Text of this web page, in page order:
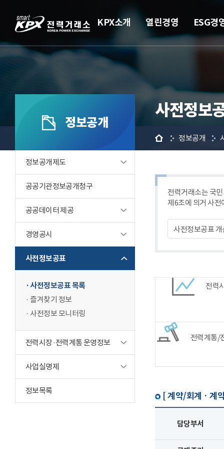
KPX소개 열린경영 ESG경
정보공개
정보공개제도
공공기관정보공개청구
공공데이터 제공
경영공시
사전정보공표
사전정보공표 목록
즐겨찾기 정보
사전정보 모니터링
전력시장·전력계통 운영정보
사업실명제
정보목록
사전정보
홈 정보공개
전력거래소는 국
제6조에 의거 사전
사전정보공표 개
전력
전력계통/
[ 계약/회계 · 계
담당부서